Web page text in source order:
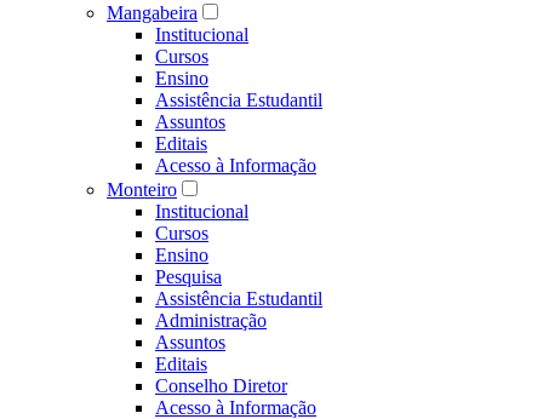
Mangabeira
Institucional
Cursos
Ensino
Assistência Estudantil
Assuntos
Editais
Acesso à Informação
Monteiro
Institucional
Cursos
Ensino
Pesquisa
Assistência Estudantil
Administração
Assuntos
Editais
Conselho Diretor
Acesso à Informação